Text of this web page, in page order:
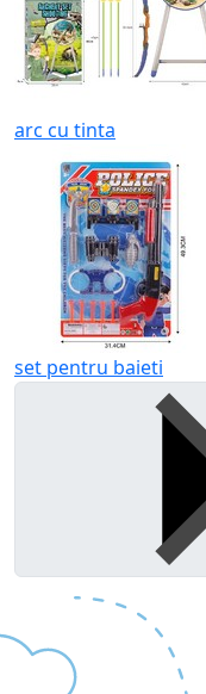
arc cu tinta
set pentru baieti